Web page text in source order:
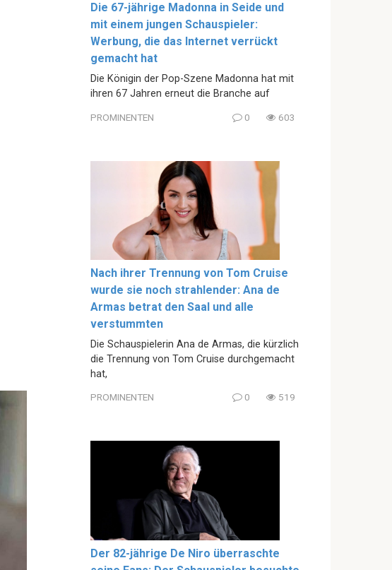
Die 67-jährige Madonna in Seide und
mit einem jungen Schauspieler:
Werbung, die das Internet verrückt
gemacht hat
Die Königin der Pop-Szene Madonna hat mit
ihren 67 Jahren erneut die Branche auf
PROMINENTEN 0 603
Nach ihrer Trennung von Tom Cruise
wurde sie noch strahlender: Ana de
Armas betrat den Saal und alle
verstummten
Die Schauspielerin Ana de Armas, die kürzlich
die Trennung von Tom Cruise durchgemacht
hat,
PROMINENTEN 0 519
Der 82-jährige De Niro überraschte